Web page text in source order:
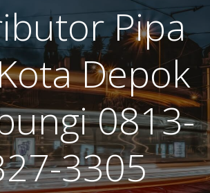
Pipa
Depok
0813-
3305